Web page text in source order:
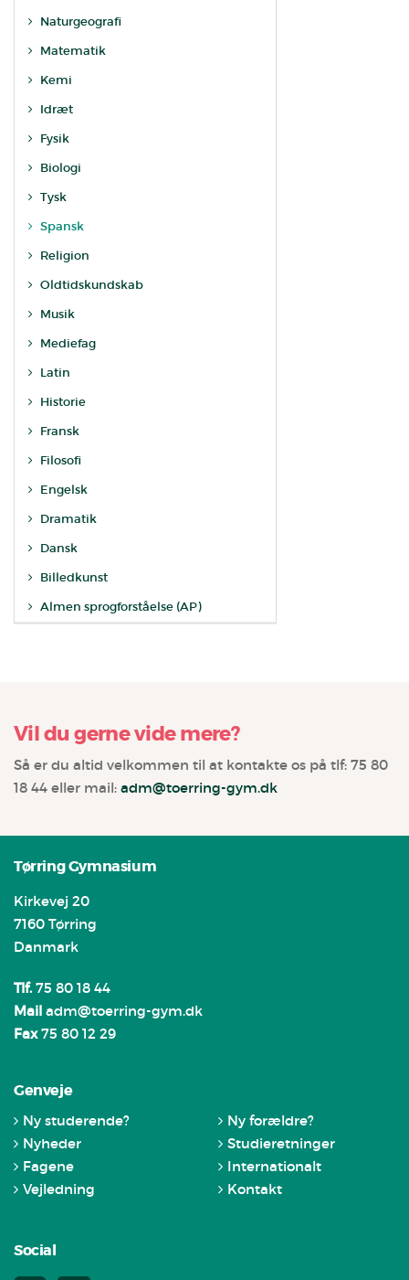
Naturgeografi
Matematik
Kemi
Idræt
Fysik
Biologi
Tysk
Spansk
Religion
Oldtidskundskab
Musik
Mediefag
Latin
Historie
Fransk
Filosofi
Engelsk
Dramatik
Dansk
Billedkunst
Almen sprogforståelse (AP)
Vil du gerne vide mere?
Så er du altid velkommen til at kontakte os på tlf: 75 80
18 44 eller mail: adm@toerring-gym.dk
Tørring Gymnasium
Kirkevej 20
7160 Tørring
Danmark
Tlf.75 80 18 44
Mail adm@toerring-gym.dk
Fax 75 80 12 29
Genveje
Ny studerende?
Ny forældre?
Nyheder
Studieretninger
Fagene
Internationalt
Vejledning
Kontakt
Social